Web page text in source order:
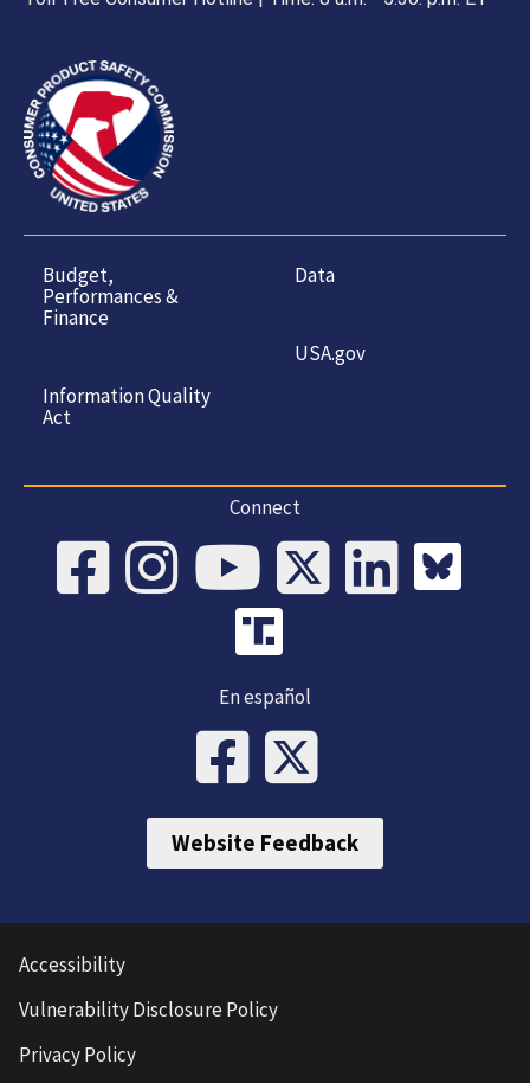
Budget,
Performances &
Finance
Information Quality
Act
Data
USA.gov
Connect
En español
Website Feedback
Accessibility
Vulnerability Disclosure Policy
Privacy Policy